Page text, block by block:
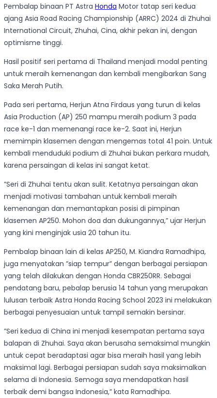
Pembalap binaan PT Astra Honda Motor tatap seri kedua
ajang Asia Road Racing Championship (ARRC) 2024 di Zhuhai
International Circuit, Zhuhai, Cina, akhir pekan ini, dengan
optimisme tinggi.
Hasil positif seri pertama di Thailand menjadi modal penting
untuk meraih kemenangan dan kembali mengibarkan Sang
Saka Merah Putih.
Pada seri pertama, Herjun Atna Firdaus yang turun di kelas
Asia Production (AP) 250 mampu meraih podium 3 pada
race ke-1 dan memenangi race ke-2. Saat ini, Herjun
memimpin klasemen dengan mengemas total 41 poin. Untuk
kembali menduduki podium di Zhuhai bukan perkara mudah,
karena persaingan di kelas ini sangat ketat.
”Seri di Zhuhai tentu akan sulit. Ketatnya persaingan akan
menjadi motivasi tambahan untuk kembali meraih
kemenangan dan memantapkan posisi di pimpinan
klasemen AP250. Mohon doa dan dukungannya,” ujar Herjun
yang kini menginjak usia 20 tahun itu.
Pembalap binaan lain di kelas AP250, M. Kiandra Ramadhipa,
juga menyatakan ”siap tempur” dengan berbagai persiapan
yang telah dilakukan dengan Honda CBR250RR. Sebagai
pendatang baru, pebalap berusia 14 tahun yang merupakan
lulusan terbaik Astra Honda Racing School 2023 ini melakukan
berbagai penyesuaian untuk tampil semakin bersinar.
”Seri kedua di China ini menjadi kesempatan pertama saya
balapan di Zhuhai. Saya akan berusaha semaksimal mungkin
untuk cepat beradaptasi agar bisa meraih hasil yang lebih
maksimal lagi. Berbagai persiapan sudah saya maksimalkan
selama di Indonesia. Semoga saya mendapatkan hasil
terbaik demi bangsa Indonesia,” kata Ramadhipa.